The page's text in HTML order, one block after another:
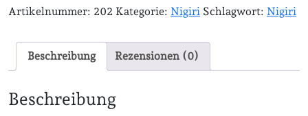
Artikelnummer: 202 Kategorie: Nigiri Schlagwort: Nigiri
Beschreibung Rezensionen (0)
Beschreibung